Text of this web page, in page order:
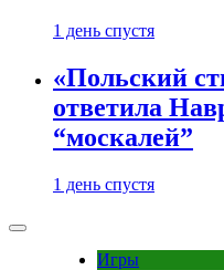
1 день спустя
«Польский
ответила
“москалей”
1 день спустя
Игры